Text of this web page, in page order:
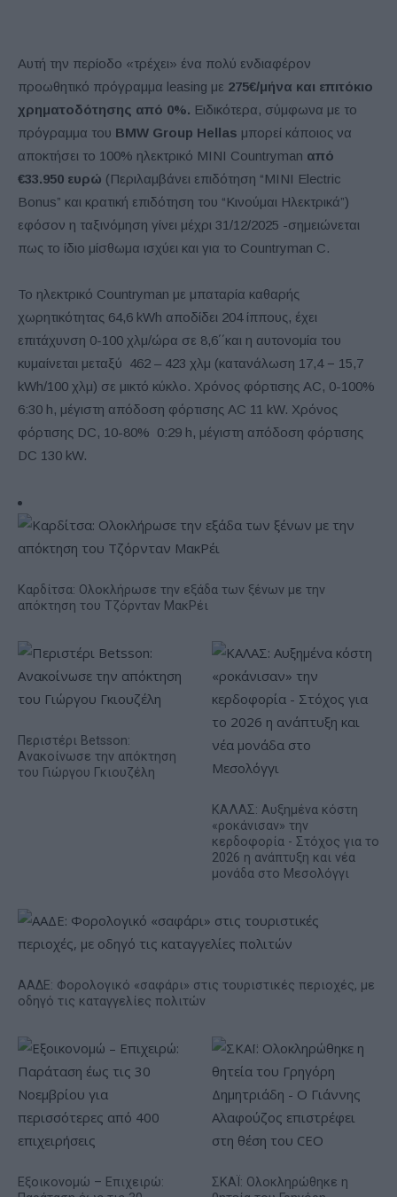
Αυτή την περίοδο «τρέχει» ένα πολύ ενδιαφέρον
προωθητικό πρόγραμμα leasing με 275€/μήνα και επιτόκιο
χρηματοδότησης από 0%. Ειδικότερα, σύμφωνα με το
πρόγραμμα του BMW Group Hellas μπορεί κάποιος να
αποκτήσει το 100% ηλεκτρικό MINI Countryman από
€33.950 ευρώ (Περιλαμβάνει επιδότηση “MINI Electric
Bonus” και κρατική επιδότηση του “Κινούμαι Ηλεκτρικά”)
εφόσον η ταξινόμηση γίνει μέχρι 31/12/2025 -σημειώνεται
πως το ίδιο μίσθωμα ισχύει και για το Countryman C.
Το ηλεκτρικό Countryman με μπαταρία καθαρής
χωρητικότητας 64,6 kWh αποδίδει 204 ίππους, έχει
επιτάχυνση 0-100 χλμ/ώρα σε 8,6΄΄και η αυτονομία του
κυμαίνεται μεταξύ 462 – 423 χλμ (κατανάλωση 17,4 − 15,7
kWh/100 χλμ) σε μικτό κύκλο. Χρόνος φόρτισης AC, 0-100%
6:30 h, μέγιστη απόδοση φόρτισης AC 11 kW. Χρόνος
φόρτισης DC, 10-80% 0:29 h, μέγιστη απόδοση φόρτισης
DC 130 kW.
Καρδίτσα: Ολοκλήρωσε την εξάδα των ξένων με την
απόκτηση του Τζόρνταν ΜακΡέι
Περιστέρι Betsson:
Ανακοίνωσε την απόκτηση
του Γιώργου Γκιουζέλη
ΚΑΛΑΣ: Αυξημένα κόστη
«ροκάνισαν» την
κερδοφορία - Στόχος για το
2026 η ανάπτυξη και νέα
μονάδα στο Μεσολόγγι
ΑΑΔΕ: Φορολογικό «σαφάρι» στις τουριστικές περιοχές, με
οδηγό τις καταγγελίες πολιτών
Εξοικονομώ – Επιχειρώ:
ΣΚΑΪ: Ολοκληρώθηκε η